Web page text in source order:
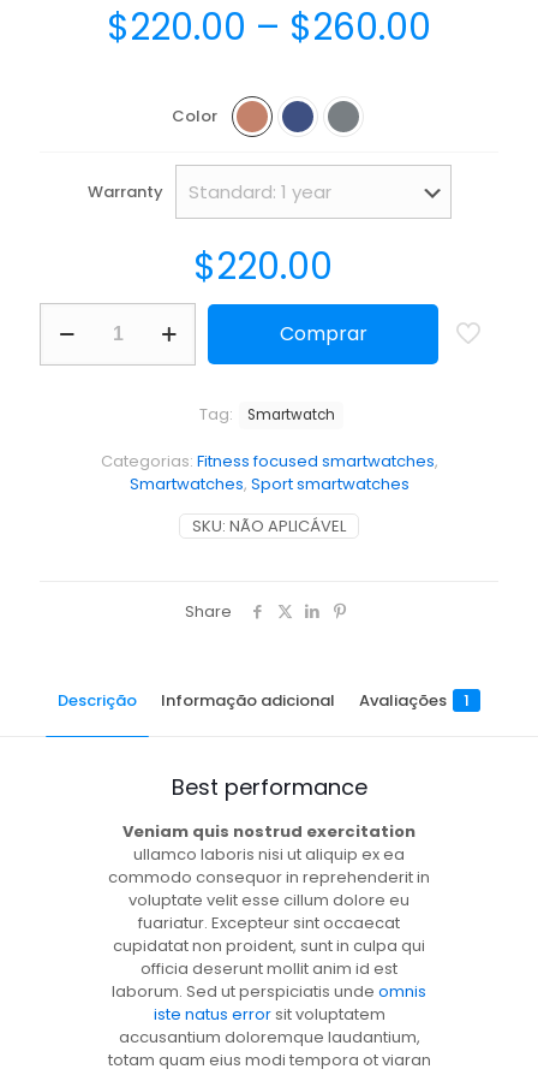
$220.00 – $260.00
Color
Warranty
$220.00
Comprar
SKU: NÃO APLICÁVEL
Categorias: Fitness focused smartwatches,
Smartwatches, Sport smartwatches
Tag: Smartwatch
Share
Descrição Informação adicional Avaliações 1
Best performance
Veniam quis nostrud exercitation
ullamco laboris nisi ut aliquip ex ea
commodo consequor in reprehenderit in
voluptate velit esse cillum dolore eu
fuariatur. Excepteur sint occaecat
cupidatat non proident, sunt in culpa qui
officia deserunt mollit anim id est
laborum. Sed ut perspiciatis unde omnis
iste natus errorsit voluptatem
accusantium doloremque laudantium,
totam quam eius modi tempora ot viaran